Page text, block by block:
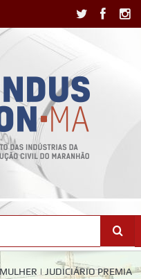
| JUDICIÁRIO PREMIA